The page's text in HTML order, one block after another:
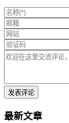
最新文章